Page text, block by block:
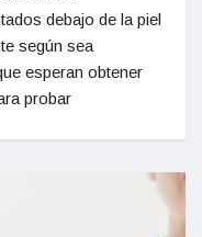
debajo de la piel
según sea
esperan obtener
probar